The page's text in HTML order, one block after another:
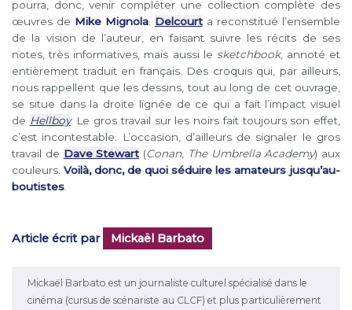
pourra, donc, venir compléter une collection complète des
œuvres de Mike Mignola Delcourt a reconstitué l’ensemble
de la vision de l’auteur, en faisant suivre les récits de ses
notes, très informatives, mais aussi le sketchbook, annoté et
entièrement traduit en français. Des croquis qui, par ailleurs,
nous rappellent que les dessins, tout au long de cet ouvrage,
se situe dans la droite lignée de ce qui a fait l’impact visuel
de Hellboy. Le gros travail sur les noirs fait toujours son effet,
c’est incontestable. L’occasion, d’ailleurs de signaler le gros
travail de Dave Stewart (Conan The Umbrella Academy) aux
couleurs. Voilà, donc, de quoi séduire les amateurs jusqu’au-
boutistes
Article écrit par Mickaël Barbato
Mickaël Barbato est un journaliste culturel spécialisé dans le
cinéma (cursus de scénariste au CLCF) et plus particulièrement